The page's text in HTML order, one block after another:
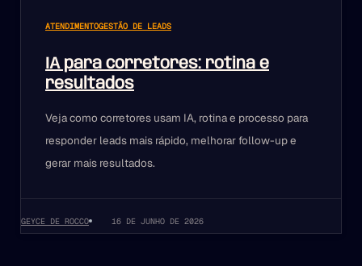
ATENDIMENTOGESTÃO DE LEADS
IA para corretores: rotina e
resultados
Veja como corretores usam IA, rotina e processo para
responder leads mais rápido, melhorar follow-up e
gerar mais resultados.
GEYCE DE ROCCO 16 DE JUNHO DE 2026